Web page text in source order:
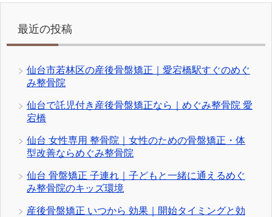
最近の投稿
仙台市若林区の産後骨盤矯正｜愛宕橋駅すぐのめぐ
み整骨院
仙台で託児付き産後骨盤矯正なら｜めぐみ整骨院 愛
宕橋
仙台 女性専用 整骨院｜女性のための骨盤矯正・体
型改善ならめぐみ整骨院
仙台 骨盤矯正 子連れ｜子どもと一緒に通えるめぐ
み整骨院のキッズ環境
産後骨盤矯正 いつから 効果｜開始タイミングと効